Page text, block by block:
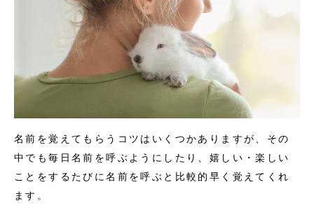
名前を覚えてもらうコツはいくつかありますが、その
中でも毎日名前を呼ぶようにしたり、嬉しい・楽しい
ことをするたびに名前を呼ぶと比較的早く覚えてくれ
ます。